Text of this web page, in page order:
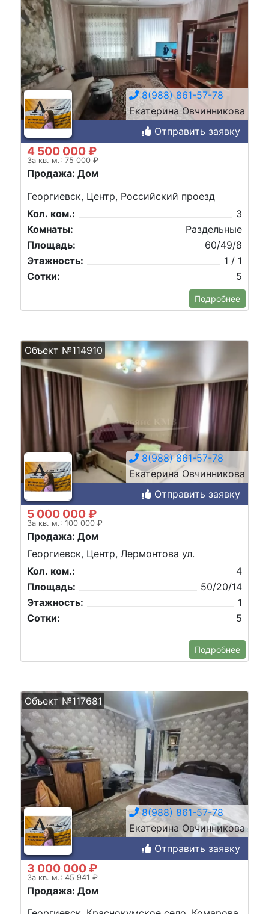
8(988) 861-57-78
Екатерина Овчинникова
Отправить заявку
4 500 000 ₽
За кв. м.: 75 000 ₽
Продажа: Дом
Георгиевск, Центр, Российский проезд
Кол. ком.:
3
Комнаты:
Раздельные
Площадь:
60/49/8
Этажность:
1 / 1
Сотки:
5
Подробнее
Объект №114910
8(988) 861-57-78
Екатерина Овчинникова
Отправить заявку
5 000 000 ₽
За кв. м.: 100 000 ₽
Продажа: Дом
Георгиевск, Центр, Лермонтова ул.
Кол. ком.:
4
Площадь:
50/20/14
Этажность:
1
Сотки:
5
Подробнее
Объект №117681
8(988) 861-57-78
Екатерина Овчинникова
Отправить заявку
3 000 000 ₽
За кв. м.: 45 941 ₽
Продажа: Дом